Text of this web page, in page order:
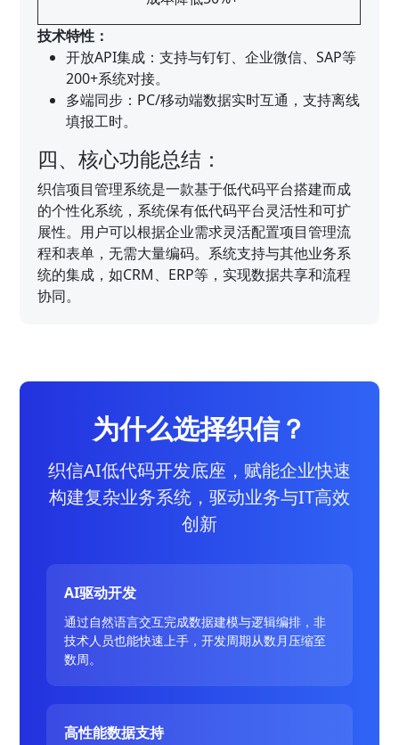
技术特性：
开放API集成：支持与钉钉、企业微信、SAP等
200+系统对接。
多端同步：PC/移动端数据实时互通，支持离线
填报工时。
四、核心功能总结：
织信项目管理系统是一款基于低代码平台搭建而成
的个性化系统，系统保有低代码平台灵活性和可扩
展性。用户可以根据企业需求灵活配置项目管理流
程和表单，无需大量编码。系统支持与其他业务系
统的集成，如CRM、ERP等，实现数据共享和流程
协同。
为什么选择织信？
织信AI低代码开发底座，赋能企业快速
构建复杂业务系统，驱动业务与IT高效
创新
AI驱动开发
通过自然语言交互完成数据建模与逻辑编排，非
技术人员也能快速上手，开发周期从数月压缩至
数周。
高性能数据支持